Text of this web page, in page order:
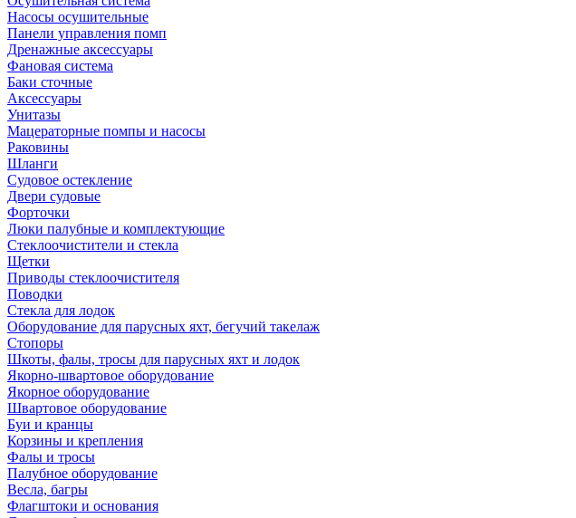
Насосы осушительные
Панели управления помп
Дренажные аксессуары
Фановая система
Баки сточные
Аксессуары
Унитазы
Мацераторные помпы и насосы
Раковины
Шланги
Судовое остекление
Двери судовые
Форточки
Люки палубные и комплектующие
Стеклоочистители и стекла
Щетки
Приводы стеклоочистителя
Поводки
Стекла для лодок
Оборудование для парусных яхт, бегучий такелаж
Стопоры
Шкоты, фалы, тросы для парусных яхт и лодок
Якорно-швартовое оборудование
Якорное оборудование
Швартовое оборудование
Буи и кранцы
Корзины и крепления
Фалы и тросы
Палубное оборудование
Весла, багры
Флагштоки и основания